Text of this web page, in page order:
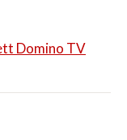
Domino TV